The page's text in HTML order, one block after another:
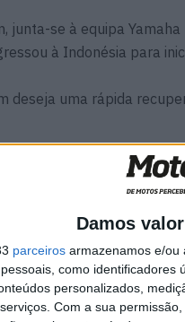
Damos
parceiros armazenamos e/ou
como
personalizados,
Com a sua
se à equipa Yamaha
à Indonésia para
deseja uma rápida
recuperação a Aldi.
BLU CRU Evan
uma das equipas mais
equipa e estou feliz por
o objetivo será
mas, por outro lado,